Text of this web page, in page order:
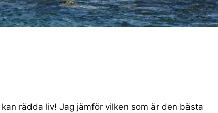
rädda liv! Jag jämför vilken som är den bästa